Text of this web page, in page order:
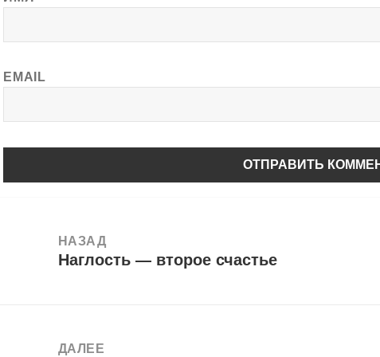
EMAIL
НАЗАД
Предыдущая
Наглость — второе счастье
ДАЛЕЕ